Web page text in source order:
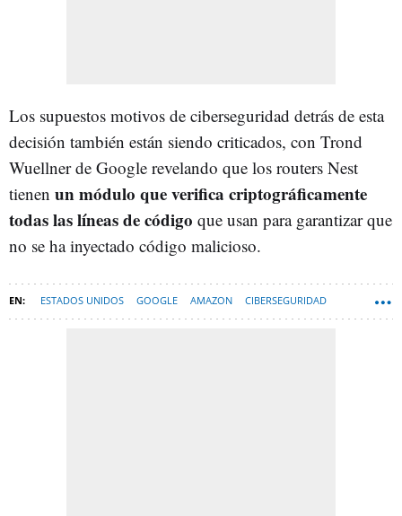
Los supuestos motivos de ciberseguridad detrás de esta
decisión también están siendo criticados, con Trond
Wuellner de Google revelando que los routers Nest
tienen un módulo que verifica criptográficamente
todas las líneas de código que usan para garantizar que
no se ha inyectado código malicioso.
ESTADOS UNIDOS GOOGLE AMAZON CIBERSEGURIDAD